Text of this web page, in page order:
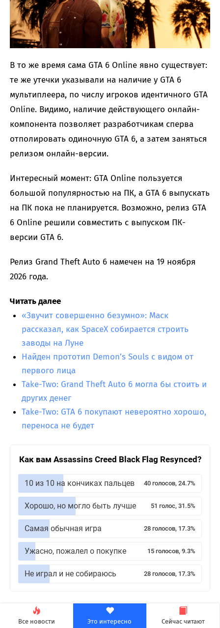
Все новости Это интересно Сейчас читают
В то же время сама GTA 6 Online явно существует:
те же утечки указывали на наличие у GTA 6
мультиплеера, по числу игроков идентичного GTA
Online. Видимо, наличие действующего онлайн-
компонента позволяет разработчикам сперва
отполировать одиночную GTA 6, а затем заняться
релизом онлайн-версии.
Интересный момент: GTA Online пользуется
большой популярностью на ПК, а GTA 6 выпускать
на ПК пока не планируется. Возможно, релиз GTA
6 Online решили совместить с выпуском ПК-
версии GTA 6.
Релиз Grand Theft Auto 6 намечен на 19 ноября
2026 года.
Читать далее
«Звучит совершенно безумно»: Маск
рассказал, как SpaceX собирается строить
заводы на Луне
Найден прототип Demon’s Souls с видом от
первого лица
Take-Two: Grand Theft Auto 6 могла бы стоить и
других денег
Take-Two: GTA 6 покупают невероятно хорошо,
переноса не будет
Как вам Assassins Creed Black Flag Resynced?
10 из 10 на кончиках пальцев 40 голосов, 24.7%
Хорошо, но могло быть лучше 51 голос, 31.5%
Самая обычная игра 28 голосов, 17.3%
Ужасно, пожалел о покупке 15 голосов, 9.3%
Не играл и не собираюсь 28 голосов, 17.3%
Grand Theft Auto 6 ,Игры